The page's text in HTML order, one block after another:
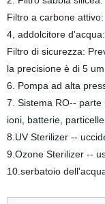
Filtro a carbone
4, addolcitore
Filtro di sicurezza:
la precisione è di 5
6. Pompa ad alta
7. Sistema RO--
ioni, batterie,
8.UV Sterilizer --
9.Ozone Sterilizer --
10.serbatoio